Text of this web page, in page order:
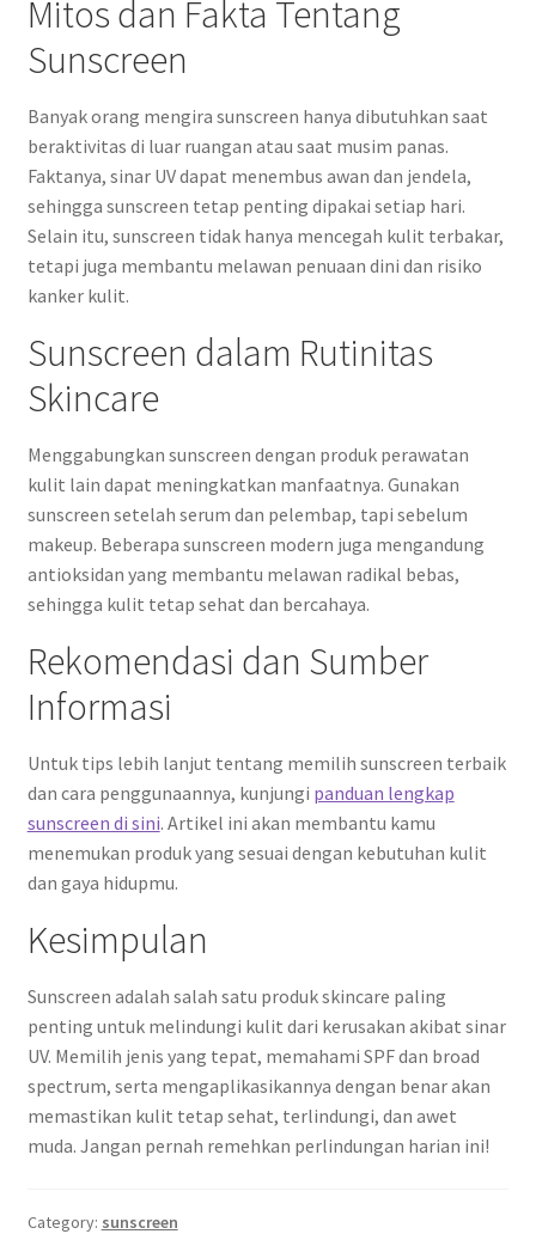
Mitos dan Fakta Tentang
Sunscreen
Banyak orang mengira sunscreen hanya dibutuhkan saat
beraktivitas di luar ruangan atau saat musim panas.
Faktanya, sinar UV dapat menembus awan dan jendela,
sehingga sunscreen tetap penting dipakai setiap hari.
Selain itu, sunscreen tidak hanya mencegah kulit terbakar,
tetapi juga membantu melawan penuaan dini dan risiko
kanker kulit.
Sunscreen dalam Rutinitas
Skincare
Menggabungkan sunscreen dengan produk perawatan
kulit lain dapat meningkatkan manfaatnya. Gunakan
sunscreen setelah serum dan pelembap, tapi sebelum
makeup. Beberapa sunscreen modern juga mengandung
antioksidan yang membantu melawan radikal bebas,
sehingga kulit tetap sehat dan bercahaya.
Rekomendasi dan Sumber
Informasi
Untuk tips lebih lanjut tentang memilih sunscreen terbaik
dan cara penggunaannya, kunjungi panduan lengkap
sunscreen di sini. Artikel ini akan membantu kamu
menemukan produk yang sesuai dengan kebutuhan kulit
dan gaya hidupmu.
Kesimpulan
Sunscreen adalah salah satu produk skincare paling
penting untuk melindungi kulit dari kerusakan akibat sinar
UV. Memilih jenis yang tepat, memahami SPF dan broad
spectrum, serta mengaplikasikannya dengan benar akan
memastikan kulit tetap sehat, terlindungi, dan awet
muda. Jangan pernah remehkan perlindungan harian ini!
Category: sunscreen